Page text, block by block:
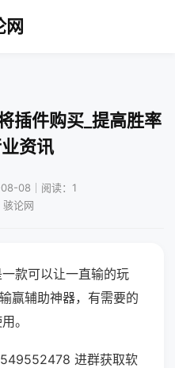
网
插件购买_提高胜率
资讯
08｜阅读：1
骇论网
款可以让一直输的玩
赢辅助神器，有需要的
。
进群获取软